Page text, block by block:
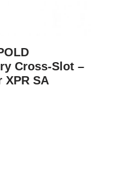
Cross-Slot –
XPR SA